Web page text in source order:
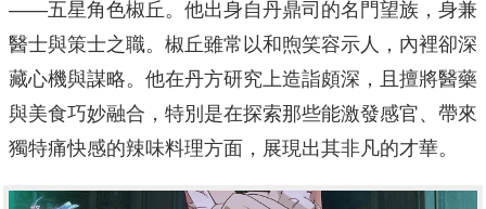
——五星角色椒丘。他出身自丹鼎司的名門望族，身兼
醫士與策士之職。椒丘雖常以和煦笑容示人，內裡卻深
藏心機與謀略。他在丹方研究上造詣頗深，且擅將醫藥
與美食巧妙融合，特別是在探索那些能激發感官、帶來
獨特痛快感的辣味料理方面，展現出其非凡的才華。